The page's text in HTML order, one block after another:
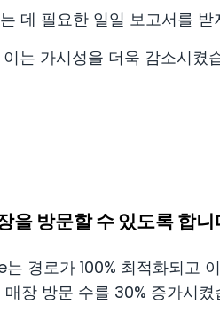
데 필요한 일일 보고서를 받
는 가시성을 더욱 감소시켰
을 방문할 수 있도록 합니
경로가 100% 최적화되고
장 방문 수를 30% 증가시켰